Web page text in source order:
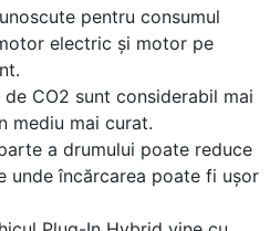
pentru consumul
electric și motor pe
CO2 sunt considerabil mai
mediu mai curat.
a drumului poate reduce
unde încărcarea poate fi ușor